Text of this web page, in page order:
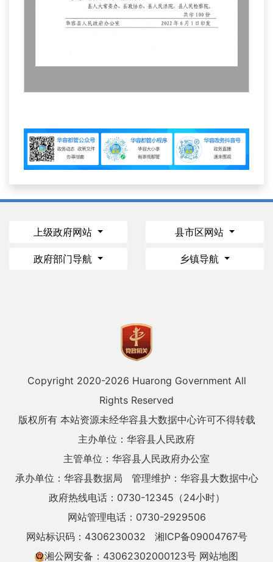
上级政府网站 县市区网站
政府部门导航 乡镇导航
Copyright 2020-2026 Huarong Government All
Rights Reserved
版权所有 本站资源未经华容县大数据中心许可不得转载
主办单位：华容县人民政府
主管单位：华容县人民政府办公室
承办单位：华容县数据局
管理维护：华容县大数据中心
政府热线电话：0730-12345（24小时）
网站管理电话：0730-2929506
网站标识码：4306230032
湘ICP备09004767号
湘公网安备：43062302000123号 网站地图